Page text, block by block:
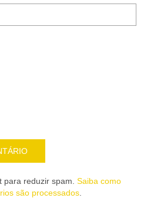
para reduzir spam. Saiba como
são processados